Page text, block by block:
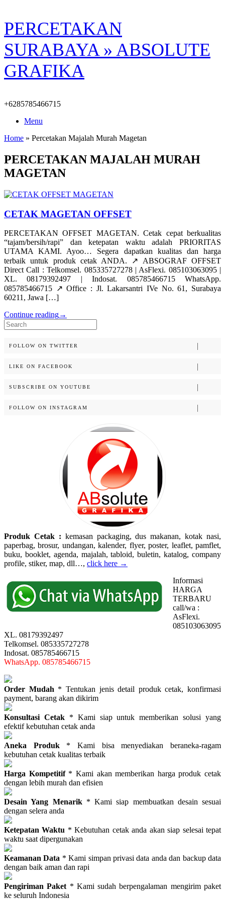
Skip
to
content
PERCETAKAN
SURABAYA » ABSOLUTE
GRAFIKA
+6285785466715
Menu
Home » Percetakan Majalah Murah Magetan
PERCETAKAN MAJALAH MURAH
MAGETAN
CETAK MAGETAN OFFSET
PERCETAKAN OFFSET MAGETAN. Cetak cepat berkualitas
“tajam/bersih/rapi” dan ketepatan waktu adalah PRIORITAS
UTAMA KAMI. Ayoo… Segera dapatkan kualitas dan harga
terbaik untuk produk cetak ANDA. ↗️ ABSOGRAF OFFSET
Direct Call : Telkomsel. 085335727278 | AsFlexi. 085103063095 |
XL. 08179392497 | Indosat. 085785466715 WhatsApp.
085785466715 ↗️ Office : Jl. Lakarsantri IVe No. 61, Surabaya
60211, Jawa […]
Continue reading→
Search
for:
FOLLOW ON TWITTER
LIKE ON FACEBOOK
SUBSCRIBE ON YOUTUBE
FOLLOW ON INSTAGRAM
Produk Cetak : kemasan packaging, dus makanan, kotak nasi,
paperbag, brosur, undangan, kalender, flyer, poster, leaflet, pamflet,
buku, booklet, agenda, majalah, tabloid, buletin, katalog, company
profile, stiker, map, dll…, click here →
Informasi
HARGA
TERBARU
call/wa :
AsFlexi.
085103063095
XL. 08179392497
Telkomsel. 085335727278
Indosat. 085785466715
WhatsApp. 085785466715
Order Mudah * Tentukan jenis detail produk cetak, konfirmasi
payment, barang akan dikirim
Konsultasi Cetak* Kami siap untuk memberikan solusi yang
efektif kebutuhan cetak anda
Aneka Produk * Kami bisa menyediakan beraneka-ragam
kebutuhan cetak kualitas terbaik
Harga Kompetitif* Kami akan memberikan harga produk cetak
dengan lebih murah dan efisien
Desain Yang Menarik* Kami siap membuatkan desain sesuai
dengan selera anda
Ketepatan Waktu * Kebutuhan cetak anda akan siap selesai tepat
waktu saat dipergunakan
Keamanan Data * Kami simpan privasi data anda dan backup data
dengan baik aman dan rapi
Pengiriman Paket * Kami sudah berpengalaman mengirim paket
ke seluruh Indonesia